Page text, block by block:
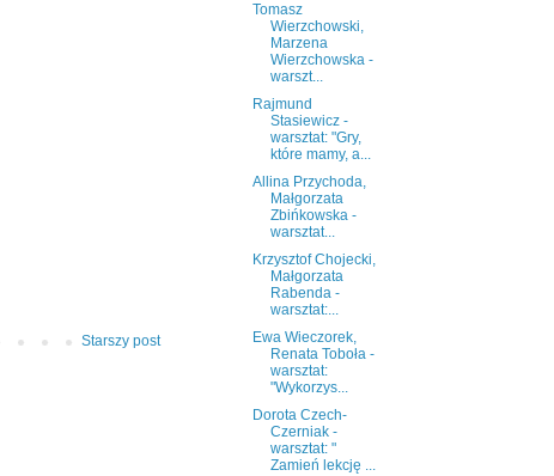
Starszy post
Tomasz
Wierzchowski,
Marzena
Wierzchowska -
warszt...
Rajmund
Stasiewicz -
warsztat: "Gry,
które mamy, a...
Allina Przychoda,
Małgorzata
Zbińkowska -
warsztat...
Krzysztof Chojecki,
Małgorzata
Rabenda -
warsztat:...
Ewa Wieczorek,
Renata Toboła -
warsztat:
"Wykorzys...
Dorota Czech-
Czerniak -
warsztat: "
Zamień lekcję ...